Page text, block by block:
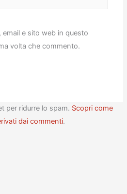
email e sito web in questo
volta che commento.
per ridurre lo spam. Scopri come
dai commenti.